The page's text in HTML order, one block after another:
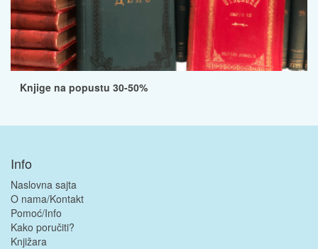
Knjige na popustu 30-50%
Info
Naslovna sajta
O nama/Kontakt
Pomoć/Info
Kako poručiti?
Knjižara